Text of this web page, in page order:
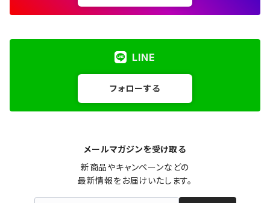
LINE
フォローする
メールマガジンを受け取る
新商品やキャンペーンなどの
最新情報をお届けいたします。